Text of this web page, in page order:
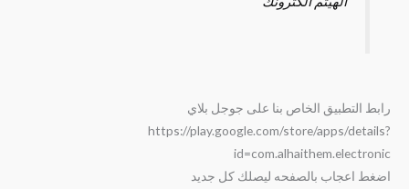
رابط التطبيق الخاص بنا على جوجل بلاي
https://play.google.com/store/apps/details?
id=com.alhaithem.electronic
اضغط اعجاب بالصفحه ليصلك كل جديد